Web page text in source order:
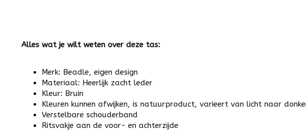
Alles wat je wilt weten over deze tas:
Merk: Beadle, eigen design
Materiaal: Heerlijk zacht leder
Kleur: Bruin
Kleuren kunnen afwijken, is natuurproduct, varieert van licht naar
Verstelbare schouderband
Ritsvakje aan de voor- en achterzijde